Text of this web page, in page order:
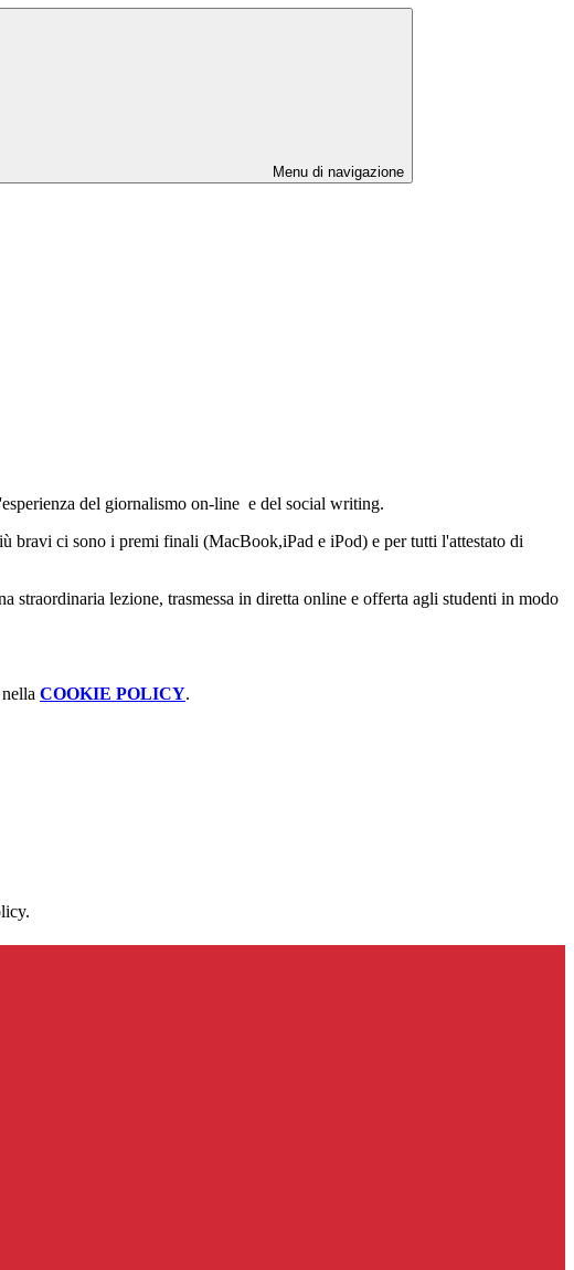
Menu di navigazione
del giornalismo on-line e del social writing.
bravi ci sono i premi finali (MacBook,iPad e iPod) e per tutti l'attestato di
straordinaria lezione, trasmessa in diretta online e offerta agli studenti in modo
COOKIE POLICY.